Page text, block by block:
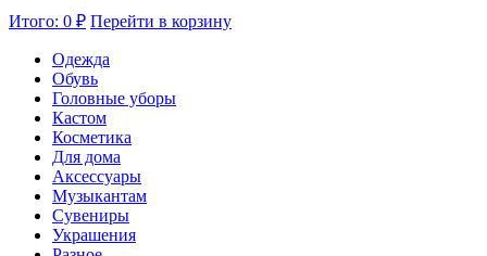
Итого: 0 ₽ Перейти в корзину
Одежда
Обувь
Головные уборы
Кастом
Косметика
Для дома
Аксессуары
Музыкантам
Сувениры
Украшения